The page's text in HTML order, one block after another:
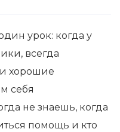
урок: когда у
всегда
хорошие
себя
не знаешь, когда
помощь и кто